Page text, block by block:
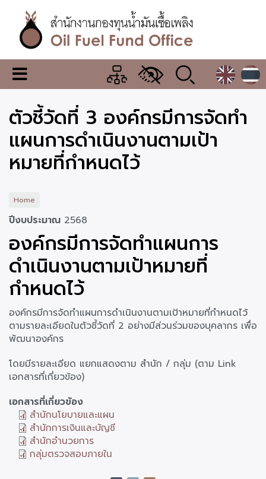
content
สำนักงาน
กองทุน
น้ำมัน
เชื้อ
เพลิง
เมนู
เปลี่ยน
แสดง
ผล
ตัวชี้วัดที่ 3 องค์กรมีการจัดทำ
แผนการดำเนินงานตามเป้า
หมายที่กำหนดไว้
Home
ปีงบประมาณ 2568
องค์กรมีการจัดทำแผนการ
ดำเนินงานตามเป้าหมายที่
กำหนดไว้
องค์กรมีการจัดทำแผนการดำเนินงานตามเป้าหมายที่กำหนดไว้
ตามรายละเอียดในตัวชี้วัดที่ 2 อย่างมีส่วนร่วมของบุคลากร เพื่อ
พัฒนาองค์กร
โดยมีรายละเอียด แยกแสดงตาม สำนัก / กลุ่ม (ตาม Link
เอกสารที่เกี่ยวข้อง)
เอกสารที่เกี่ยวข้อง
สำนักนโยบายและแผน
สำนักการเงินและบัญชี
สำนักอำนวยการ
กลุ่มตรวจสอบภายใน